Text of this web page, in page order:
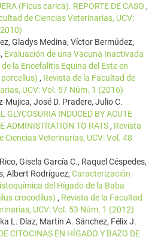
(Ficus carica). REPORTE DE CASO ,
de Ciencias Veterinarias, UCV:
Gladys Medina, Víctor Bermúdez,
Evaluación de una Vacuna Inactivada
la Encefalitis Equina del Este en
, Revista de la Facultad de
UCV: Vol. 57 Núm. 1 (2016)
Mujica, José D. Pradere, Julio C.
GLYCOSURIA INDUCED BY ACUTE
ADMINISTRATION TO RATS , Revista
Ciencias Veterinarias, UCV: Vol. 48
Gisela García C., Raquel Céspedes,
Albert Rodríguez, Caracterización
del Hígado de la Baba
crocodilus) , Revista de la Facultad
UCV: Vol. 53 Núm. 1 (2012)
L. Díaz, Martín A. Sánchez, Félix J.
CITOCINAS EN HÍGADO Y BAZO DE